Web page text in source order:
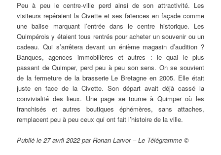
Peu à peu le centre-ville perd ainsi de son attractivité. Les
visiteurs repéraient la Civette et ses faïences en façade comme
une balise marquant l’entrée dans le centre historique. Les
Quimpérois y étaient tous rentrés pour acheter un souvenir ou un
cadeau. Qui s’arrêtera devant un énième magasin d’audition ?
Banques, agences immobilières et autres : le quai le plus
passant de Quimper, perd peu à peu son sens. On se souvient
de la fermeture de la brasserie Le Bretagne en 2005. Elle était
juste en face de la Civette. Son départ avait déjà cassé la
convivialité des lieux. Une page se tourne à Quimper où les
franchisés et autres boutiques éphémères, sans attaches,
remplacent peu à peu ceux qui ont fait l’histoire de la ville.
Publié le 27 avril 2022 par Ronan Larvor – Le Télégramme ©